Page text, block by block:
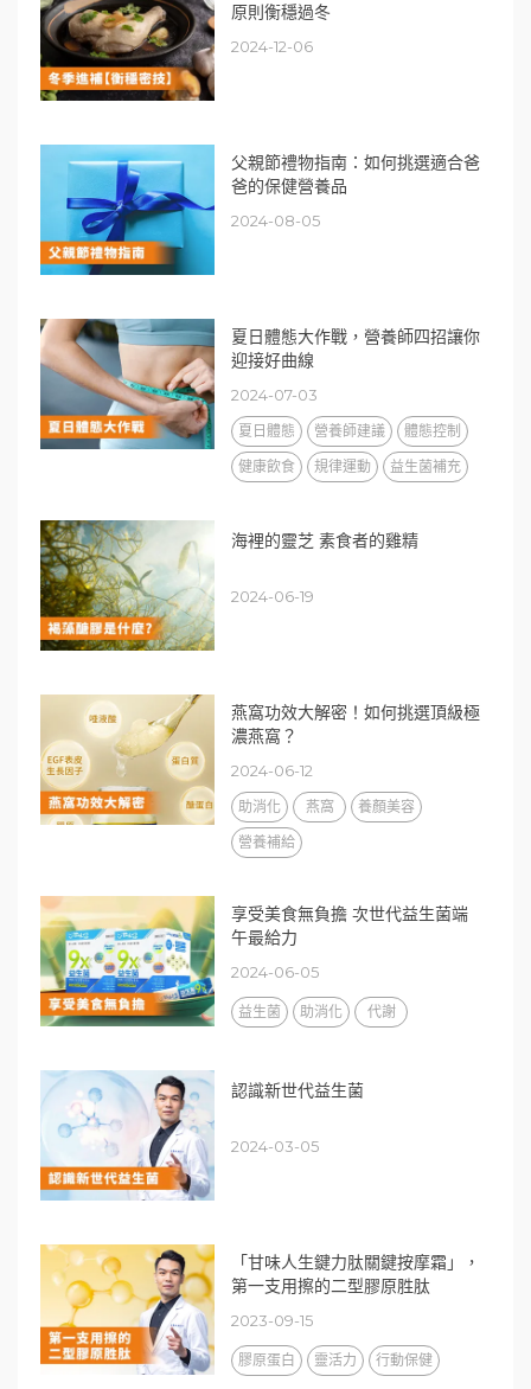
原則衡穩過冬
2024-12-06
父親節禮物指南：如何挑選適合爸
爸的保健營養品
2024-08-05
夏日體態大作戰，營養師四招讓你
迎接好曲線
2024-07-03
夏日體態 營養師建議
體態控制
健康飲食
規律運動 益生菌補充
海裡的靈芝 素食者的雞精
2024-06-19
燕窩功效大解密！如何挑選頂級極
濃燕窩？
2024-06-12
助消化 燕窩
養顏美容
營養補給
享受美食無負擔 次世代益生菌端
午最給力
2024-06-05
益生菌 助消化 代謝
認識新世代益生菌
2024-03-05
「甘味人生鍵力肽關鍵按摩霜」，
第一支用擦的二型膠原胜肽
2023-09-15
膠原蛋白 靈活力 行動保健